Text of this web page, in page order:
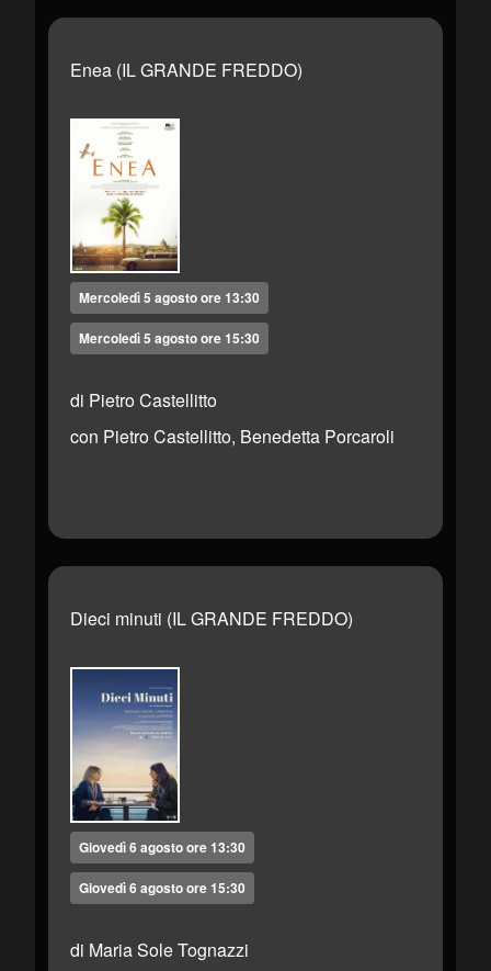
Enea (IL GRANDE FREDDO)
Mercoledì 5 agosto ore 13:30
Mercoledì 5 agosto ore 15:30
di Pietro Castellitto
con Pietro Castellitto, Benedetta Porcaroli
Dieci minuti (IL GRANDE FREDDO)
Giovedì 6 agosto ore 13:30
Giovedì 6 agosto ore 15:30
di Maria Sole Tognazzi